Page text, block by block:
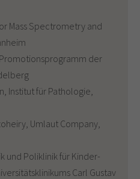
Mass Spectrometry and
Promotionsprogramm der
Institut für Pathologie,
Umlaut Company,
und Poliklinik für Kinder-
Carl Gustav